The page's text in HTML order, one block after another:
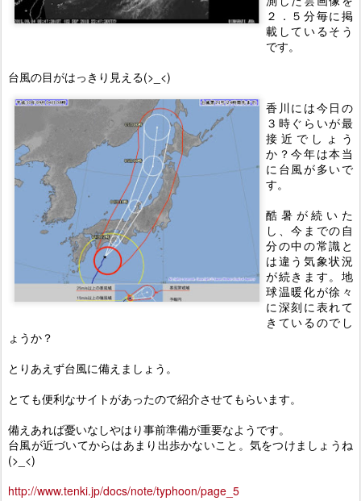
２．５分毎に掲
載しているそう
です。
台風の目がはっきり見える(>_<)
香川には今日の
３時ぐらいが最
接近でしょう
か？今年は本当
に台風が多いで
す。
酷暑が続いた
し、今までの自
分の中の常識と
は違う気象状況
が続きます。地
球温暖化が徐々
に深刻に表れて
きているのでし
ょうか？
とりあえず台風に備えましょう。
とても便利なサイトがあったので紹介させてもらいます。
備えあれば憂いなしやはり事前準備が重要なようです。
台風が近づいてからはあまり出歩かないこと。気をつけましょうね
(>_<)
http://www.tenki.jp/docs/note/typhoon/page_5